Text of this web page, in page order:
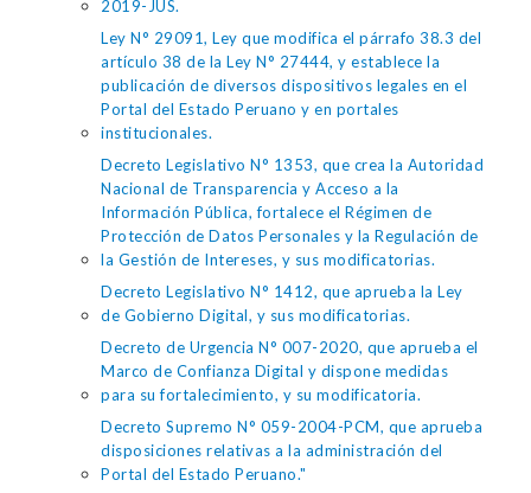
2019-JUS.
Ley N° 29091, Ley que modifica el párrafo 38.3 del
artículo 38 de la Ley N° 27444, y establece la
publicación de diversos dispositivos legales en el
Portal del Estado Peruano y en portales
institucionales.
Decreto Legislativo N° 1353, que crea la Autoridad
Nacional de Transparencia y Acceso a la
Información Pública, fortalece el Régimen de
Protección de Datos Personales y la Regulación de
la Gestión de Intereses, y sus modificatorias.
Decreto Legislativo N° 1412, que aprueba la Ley
de Gobierno Digital, y sus modificatorias.
Decreto de Urgencia N° 007-2020, que aprueba el
Marco de Confianza Digital y dispone medidas
para su fortalecimiento, y su modificatoria.
Decreto Supremo N° 059-2004-PCM, que aprueba
disposiciones relativas a la administración del
Portal del Estado Peruano."